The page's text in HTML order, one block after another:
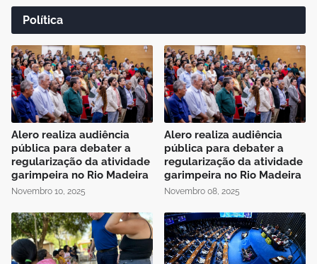
Política
Alero realiza audiência
pública para debater a
regularização da atividade
garimpeira no Rio Madeira
Novembro 10, 2025
Alero realiza audiência
pública para debater a
regularização da atividade
garimpeira no Rio Madeira
Novembro 08, 2025